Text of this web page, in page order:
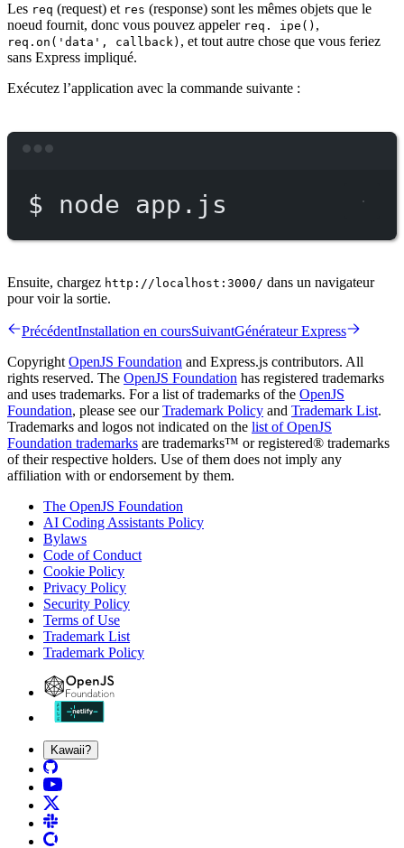
Les req (request) et res (response) sont les mêmes objets que le
noeud fournit, donc vous pouvez appeler req. ipe() ,
req.on('data', callback) , et tout autre chose que vous feriez
sans Express impliqué.
Exécutez l’application avec la commande suivante :
$ node app.js
Ensuite, chargez http://localhost:3000/ dans un navigateur
pour voir la sortie.
PrécédentInstallation en coursSuivantGénérateur Express
Copyright OpenJS Foundation and Express.js contributors. All
rights reserved. The OpenJS Foundation has registered trademarks
and uses trademarks. For a list of trademarks of the OpenJS
Foundation, please see ourTrademark Policy and Trademark List.
Trademarks and logos not indicated on the list of OpenJS
Foundation trademarks are trademarks™ or registered® trademarks
of their respective holders. Use of them does not imply any
affiliation with or endorsement by them.
The OpenJS Foundation
AI Coding Assistants Policy
Bylaws
Code of Conduct
Cookie Policy
Privacy Policy
Security Policy
Terms of Use
Trademark List
Trademark Policy
Kawaii?